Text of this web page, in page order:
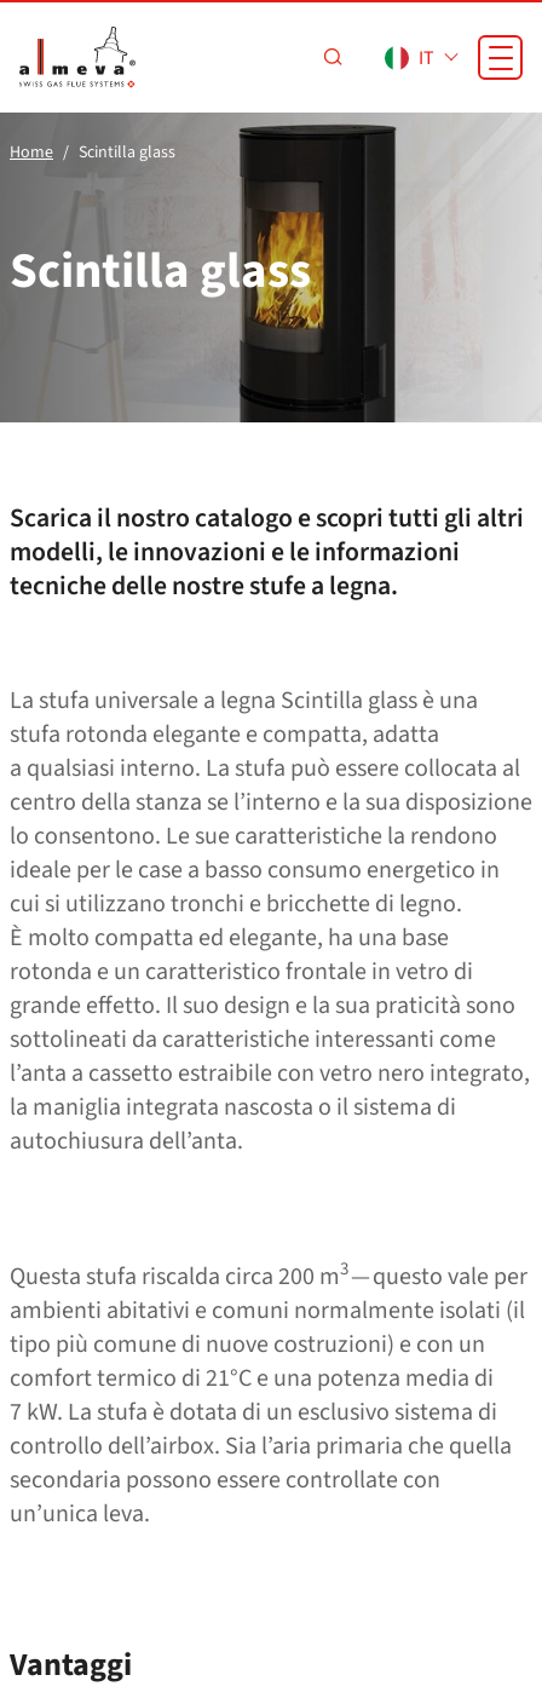
IT
Home Scintilla glass
Scintilla glass
Scarica il nostro catalogo e scopri tutti gli altri
modelli, le innovazioni e le informazioni
tecniche delle nostre stufe a legna.
La stufa universale a legna Scintilla glass è una
stufa rotonda elegante e compatta, adatta
a qualsiasi interno. La stufa può essere collocata al
centro della stanza se l’interno e la sua disposizione
lo consentono. Le sue caratteristiche la rendono
ideale per le case a basso consumo energetico in
cui si utilizzano tronchi e bricchette di legno.
È molto compatta ed elegante, ha una base
rotonda e un caratteristico frontale in vetro di
grande effetto. Il suo design e la sua praticità sono
sottolineati da caratteristiche interessanti come
l’anta a cassetto estraibile con vetro nero integrato,
la maniglia integrata nascosta o il sistema di
autochiusura dell’anta.
Questa stufa riscalda circa 200 m3— questo vale per
ambienti abitativi e comuni normalmente isolati (il
tipo più comune di nuove costruzioni) e con un
comfort termico di 21°C e una potenza media di
7 kW. La stufa è dotata di un esclusivo sistema di
controllo dell’airbox. Sia l’aria primaria che quella
secondaria possono essere controllate con
un’unica leva.
Vantaggi